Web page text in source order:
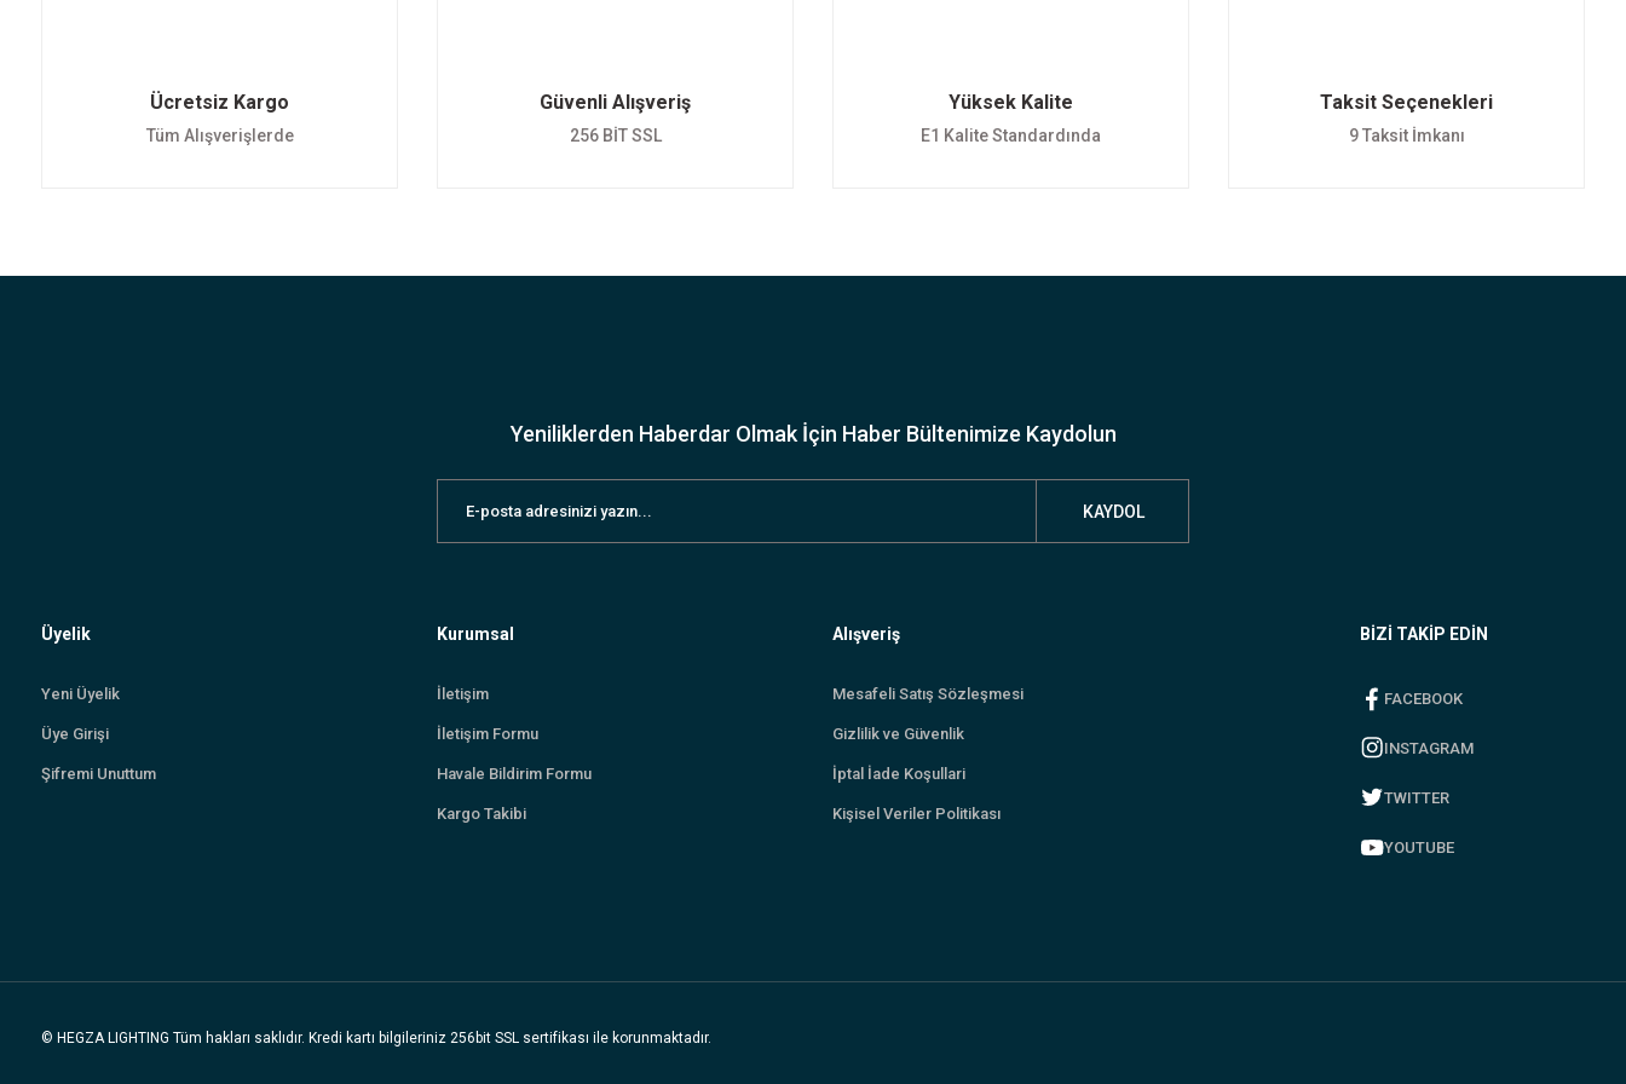
Ücretsiz Kargo
Tüm Alışverişlerde
Güvenli Alışveriş
256 BİT SSL
Yüksek Kalite
E1 Kalite Standardında
Taksit Seçenekleri
9 Taksit İmkanı
Yeniliklerden Haberdar Olmak İçin Haber Bültenimize Kaydolun
KAYDOL
Üyelik
Yeni Üyelik
Üye Girişi
Şifremi Unuttum
Kurumsal
İletişim
İletişim Formu
Havale Bildirim Formu
Kargo Takibi
Alışveriş
Mesafeli Satış Sözleşmesi
Gizlilik ve Güvenlik
İptal İade Koşullari
Kişisel Veriler Politikası
BİZİ TAKİP EDİN
FACEBOOK
INSTAGRAM
TWITTER
YOUTUBE
© HEGZA LIGHTING Tüm hakları saklıdır. Kredi kartı bilgileriniz 256bit SSL sertifikası ile korunmaktadır.